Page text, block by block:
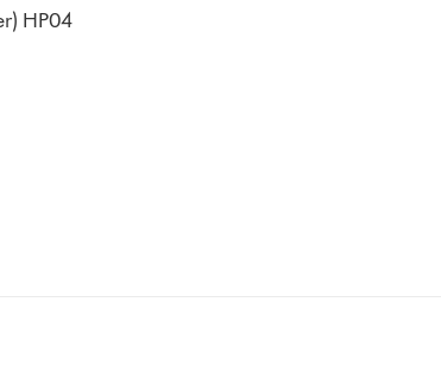
HP04